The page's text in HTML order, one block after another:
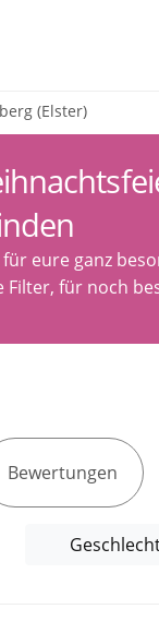
(Elster)
eure ganz
für noch
Bewertungen